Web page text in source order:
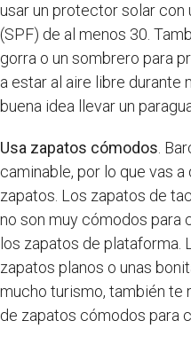
usar un protector solar
(SPF) de al menos 30.
gorra o un sombrero para
a estar al aire libre durante
buena idea llevar un
Usa zapatos cómodos .
caminable, por lo que vas
zapatos. Los zapatos de
no son muy cómodos para
los zapatos de plataforma.
zapatos planos o unas
mucho turismo, también te
de zapatos cómodos para